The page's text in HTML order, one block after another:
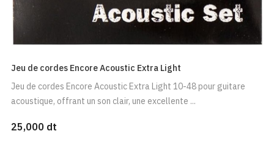
Jeu de cordes Encore Acoustic Extra Light
Jeu de cordes Encore Acoustic Extra Light 10-48 pour guitare
acoustique, offrant un son clair, une excellente ...
25,000 dt